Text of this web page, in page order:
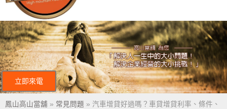
立即來電
鳳山高山當舖 » 常見問題 » 汽車增貸好過嗎？車貸增貸利率、條件、